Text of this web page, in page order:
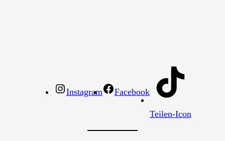
Instagram Facebook
Teilen-Icon